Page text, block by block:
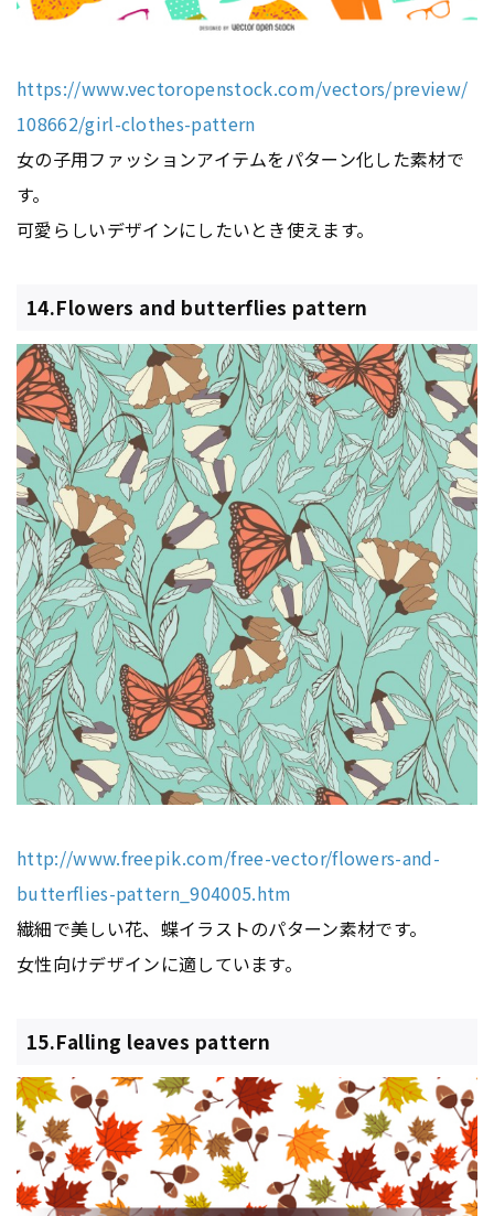
https://www.vectoropenstock.com/vectors/preview/
108662/girl-clothes-pattern
女の子用ファッションアイテムをパターン化した素材で
す。
可愛らしいデザインにしたいとき使えます。
14.Flowers and butterflies pattern
http://www.freepik.com/free-vector/flowers-and-
butterflies-pattern_904005.htm
繊細で美しい花、蝶イラストのパターン素材です。
女性向けデザインに適しています。
15.Falling leaves pattern